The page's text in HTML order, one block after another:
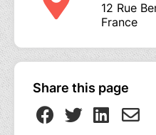
12 Rue
France
Share this page